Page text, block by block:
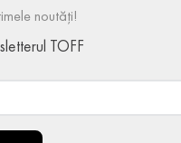
noutăți!
TOFF